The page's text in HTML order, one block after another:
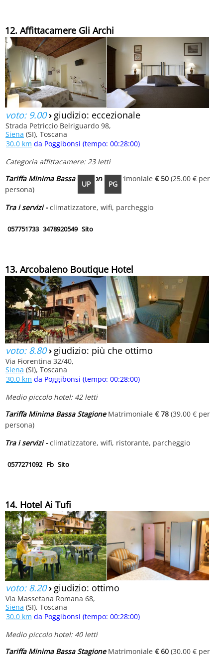
UP PG
12. Affittacamere Gli Archi
voto: 9.00› giudizio: eccezionale
Strada Petriccio Belriguardo 98,
Siena (SI), Toscana
30.0 km da Poggibonsi (tempo: 00:28:00)
Categoria affittacamere: 23 letti
Tariffa Minima Bassa Stagione
Matrimoniale € 50 (25.00 € per
persona)
Tra i servizi -climatizzatore, wifi, parcheggio
057751733 3478920549 Sito
13. Arcobaleno Boutique Hotel
voto: 8.80› giudizio: più che ottimo
Via Fiorentina 32/40,
Siena (SI), Toscana
30.0 km da Poggibonsi (tempo: 00:28:00)
Medio piccolo hotel: 42 letti
Tariffa Minima Bassa StagioneMatrimoniale € 78 (39.00 € per
persona)
Tra i servizi -climatizzatore, wifi, ristorante, parcheggio
0577271092 Fb Sito
14. Hotel Ai Tufi
voto: 8.20› giudizio: ottimo
Via Massetana Romana 68,
Siena (SI), Toscana
30.0 km da Poggibonsi (tempo: 00:28:00)
Medio piccolo hotel: 40 letti
Tariffa Minima Bassa StagioneMatrimoniale € 60 (30.00 € per